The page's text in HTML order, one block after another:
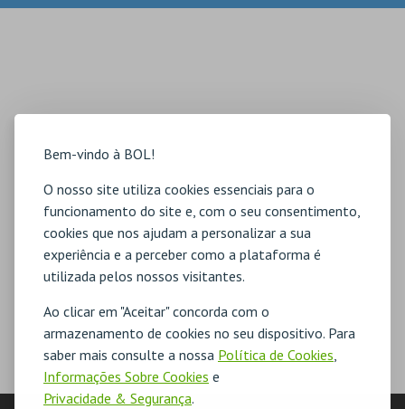
Bem-vindo à BOL!
O nosso site utiliza cookies essenciais para o
funcionamento do site e, com o seu consentimento,
cookies que nos ajudam a personalizar a sua
experiência e a perceber como a plataforma é
utilizada pelos nossos visitantes.
Ao clicar em "Aceitar" concorda com o
armazenamento de cookies no seu dispositivo. Para
saber mais consulte a nossa Política de Cookies,
Informações Sobre Cookies e
Privacidade & Segurança.